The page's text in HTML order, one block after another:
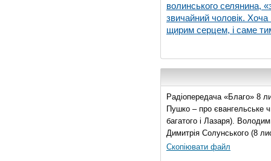
волинського селянина,
звичайний чоловік. Хоча
щирим серцем, і саме
Радіопередача «Благо» 8
Пушко – про євангельське
багатого і Лазаря).
Димитрія Солунського (8
Скопіювати файл